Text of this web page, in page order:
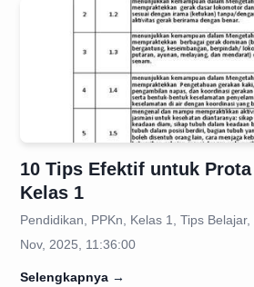
10 Tips Efektif untuk
Kelas 1
Pendidikan, PPKn, Kelas 1, Tips
Nov, 2025, 11:36:00
Selengkapnya →